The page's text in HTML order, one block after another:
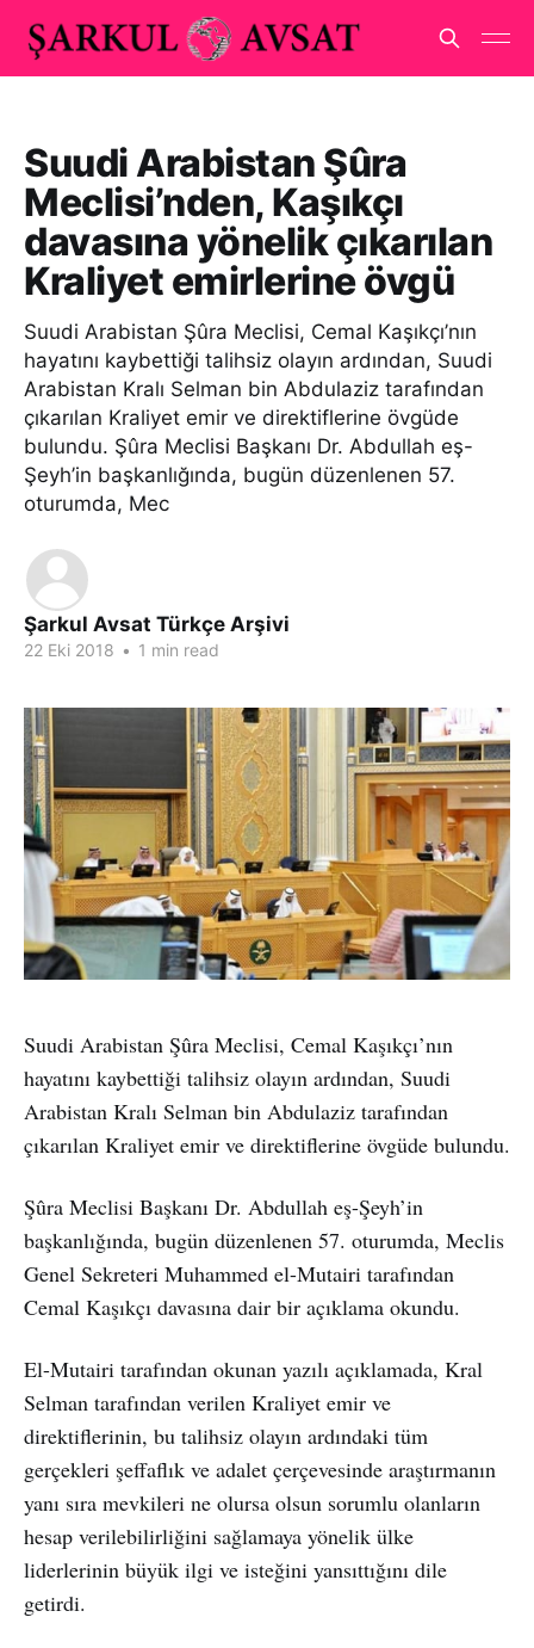
Suudi Arabistan Şûra
Meclisi’nden, Kaşıkçı
davasına yönelik çıkarılan
Kraliyet emirlerine övgü
Suudi Arabistan Şûra Meclisi, Cemal Kaşıkçı’nın
hayatını kaybettiği talihsiz olayın ardından, Suudi
Arabistan Kralı Selman bin Abdulaziz tarafından
çıkarılan Kraliyet emir ve direktiflerine övgüde
bulundu. Şûra Meclisi Başkanı Dr. Abdullah eş-
Şeyh’in başkanlığında, bugün düzenlenen 57.
oturumda, Mec
Şarkul Avsat Türkçe Arşivi
22 Eki 2018 • 1 min read
Suudi Arabistan Şûra Meclisi, Cemal Kaşıkçı’nın
hayatını kaybettiği talihsiz olayın ardından, Suudi
Arabistan Kralı Selman bin Abdulaziz tarafından
çıkarılan Kraliyet emir ve direktiflerine övgüde bulundu.
Şûra Meclisi Başkanı Dr. Abdullah eş-Şeyh’in
başkanlığında, bugün düzenlenen 57. oturumda, Meclis
Genel Sekreteri Muhammed el-Mutairi tarafından
Cemal Kaşıkçı davasına dair bir açıklama okundu.
El-Mutairi tarafından okunan yazılı açıklamada, Kral
Selman tarafından verilen Kraliyet emir ve
direktiflerinin, bu talihsiz olayın ardındaki tüm
gerçekleri şeffaflık ve adalet çerçevesinde araştırmanın
yanı sıra mevkileri ne olursa olsun sorumlu olanların
hesap verilebilirliğini sağlamaya yönelik ülke
liderlerinin büyük ilgi ve isteğini yansıttığını dile
getirdi.